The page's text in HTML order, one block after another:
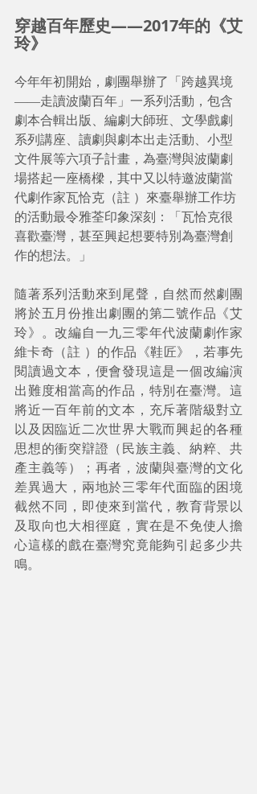
穿越百年歷史――2017年的《艾
玲》
今年年初開始，劇團舉辦了「跨越異境
――走讀波蘭百年」一系列活動，包含
劇本合輯出版、編劇大師班、文學戲劇
系列講座、讀劇與劇本出走活動、小型
文件展等六項子計畫，為臺灣與波蘭劇
場搭起一座橋樑，其中又以特邀波蘭當
代劇作家瓦恰克（註 ）來臺舉辦工作坊
的活動最令雅荃印象深刻：「瓦恰克很
喜歡臺灣，甚至興起想要特別為臺灣創
作的想法。」
隨著系列活動來到尾聲，自然而然劇團
將於五月份推出劇團的第二號作品《艾
玲》。改編自一九三零年代波蘭劇作家
維卡奇（註 ）的作品《鞋匠》，若事先
閱讀過文本，便會發現這是一個改編演
出難度相當高的作品，特別在臺灣。這
將近一百年前的文本，充斥著階級對立
以及因臨近二次世界大戰而興起的各種
思想的衝突辯證（民族主義、納粹、共
產主義等）；再者，波蘭與臺灣的文化
差異過大，兩地於三零年代面臨的困境
截然不同，即使來到當代，教育背景以
及取向也大相徑庭，實在是不免使人擔
心這樣的戲在臺灣究竟能夠引起多少共
鳴。